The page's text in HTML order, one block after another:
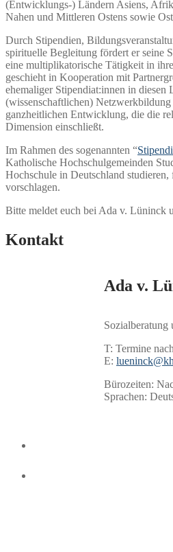
(Entwicklungs-) Ländern Asiens,
Nahen und Mittleren Ostens sowie
Durch Stipendien,
spirituelle Begleitung fördert er seine
eine multiplikatorische Tätigkeit in
geschieht in Kooperation mit
ehemaliger Stipendiat:innen in diesen
(wissenschaftlichen)
ganzheitlichen Entwicklung, die die
Dimension einschließt.
Im Rahmen des sogenannten “
Katholische Hochschulgemeinden
Hochschule in Deutschland
vorschlagen.
Bitte meldet euch bei Ada v. Lüninck
Kontakt
Ada v.
Sozialberatung
T: Termine
E:
Bürozeiten:
Sprachen: